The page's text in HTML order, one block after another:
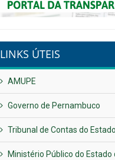
LINKS ÚTEIS
AMUPE
Governo de Pernambuco
Tribunal de Contas do
Ministério Público do